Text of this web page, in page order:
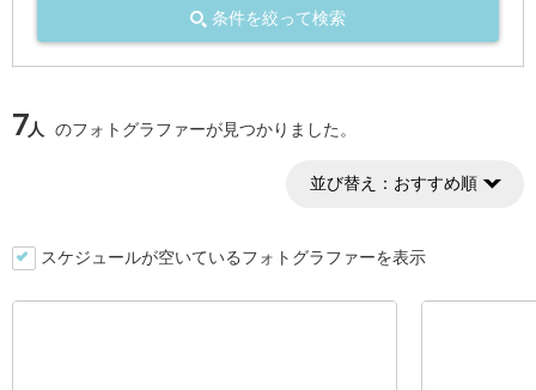
条件を絞って検索
7人 のフォトグラファーが見つかりました。
並び替え： おすすめ順
スケジュールが空いているフォトグラファーを表示